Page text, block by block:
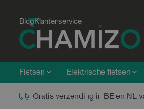
BlogKlantenservice
Fietsen Elektrische fietsen
Gratis verzending in BE en NL